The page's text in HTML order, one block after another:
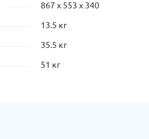
867 х 553 х 340
13.5 кг
35.5 кг
51 кг